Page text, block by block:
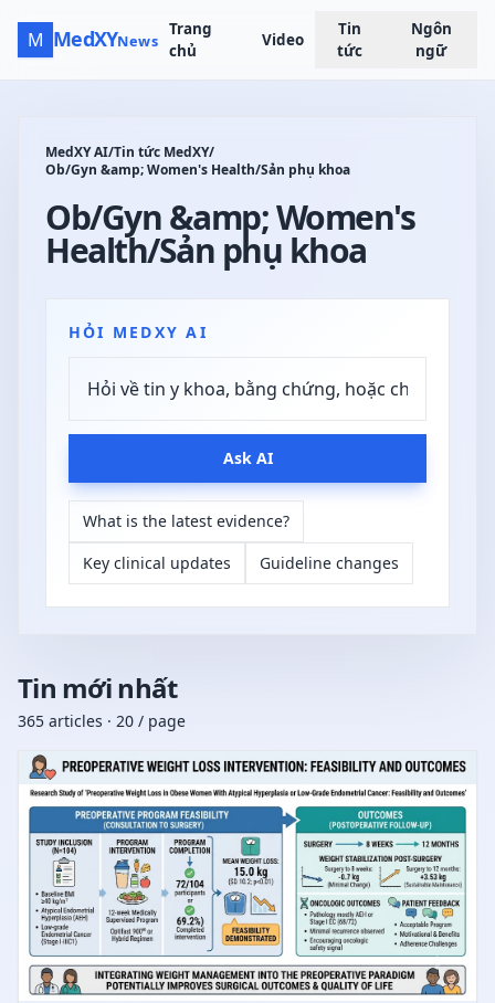
M MedXYNews
Trang
chủ
Video
Tin
tức
Ngôn
ngữ
MedXY AI/Tin tức MedXY/
Ob/Gyn &amp; Women's Health/Sản phụ khoa
Ob/Gyn &amp; Women's
Health/Sản phụ khoa
HỎI MEDXY AI
Ask AI
What is the latest evidence?
Key clinical updates
Guideline changes
Tin mới nhất
365 articles · 20 / page